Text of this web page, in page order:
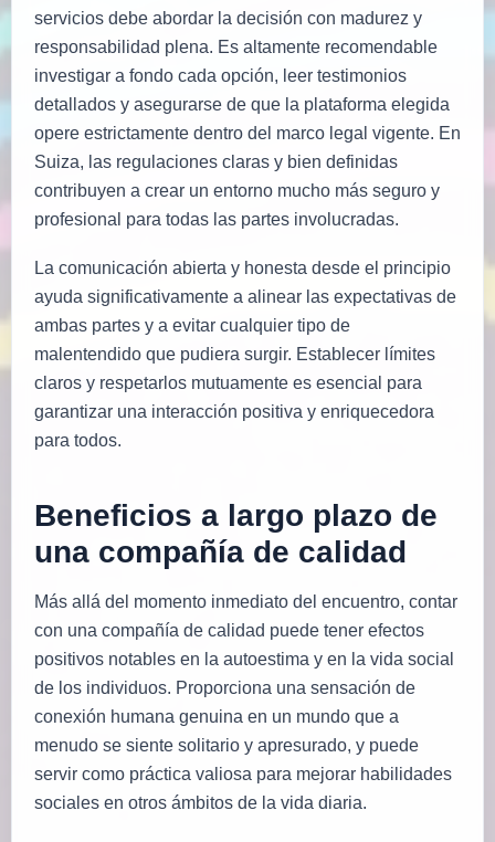
servicios debe abordar la decisión con madurez y
responsabilidad plena. Es altamente recomendable
investigar a fondo cada opción, leer testimonios
detallados y asegurarse de que la plataforma elegida
opere estrictamente dentro del marco legal vigente. En
Suiza, las regulaciones claras y bien definidas
contribuyen a crear un entorno mucho más seguro y
profesional para todas las partes involucradas.
La comunicación abierta y honesta desde el principio
ayuda significativamente a alinear las expectativas de
ambas partes y a evitar cualquier tipo de
malentendido que pudiera surgir. Establecer límites
claros y respetarlos mutuamente es esencial para
garantizar una interacción positiva y enriquecedora
para todos.
Beneficios a largo plazo de
una compañía de calidad
Más allá del momento inmediato del encuentro, contar
con una compañía de calidad puede tener efectos
positivos notables en la autoestima y en la vida social
de los individuos. Proporciona una sensación de
conexión humana genuina en un mundo que a
menudo se siente solitario y apresurado, y puede
servir como práctica valiosa para mejorar habilidades
sociales en otros ámbitos de la vida diaria.